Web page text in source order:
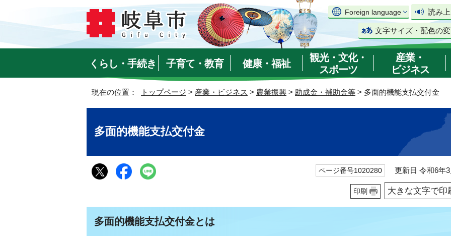
Foreign language 読み
文字サイズ・配色の
くらし・手続き 子育て・教育 健康・福祉
観光・文化・
スポーツ
産業・
ビジネス
現在の位置： トップページ > 産業・ビジネス > 農業振興 > 助成金・補助金等 > 多面的機能支払交付金
多面的機能支払交付金
ページ番号1020280 更新日 令和6年3
印刷 大きな文字で印
多面的機能支払交付金とは